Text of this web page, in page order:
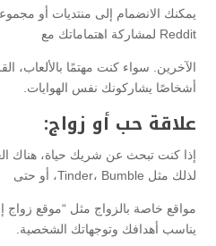
يمكنك الانضمام إلى منتديات أو
Reddit لمشاركة اهتماماتك مع
الآخرين. سواء كنت مهتمًا بالألعاب،
أشخاصًا يشاركونك نفس الهوايات.
علاقة حب أو زواج:
إذا كنت تبحث عن شريك حياة، هناك
لذلك مثل Tinder، Bumble، أو حتى
مواقع خاصة بالزواج مثل “موقع زواج
يناسب أهدافك وتوجهاتك الشخصية.